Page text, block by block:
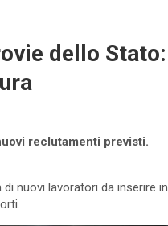
dello Stato:
reclutamenti previsti.
nuovi lavoratori da inserire in